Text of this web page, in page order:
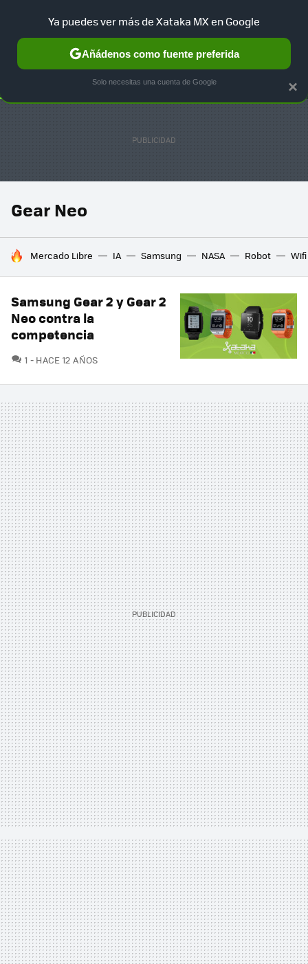
SELECCIÓN GAMING HOME AUTO TERRITORIO
Gear Neo
HOY SE HABLA DE
Mercado Libre IA Samsung NASA Robot Wifi
Samsung Gear 2 y Gear 2
Neo contra la
competencia
1 COMENTARIOS
HACE 12 AÑOS
×
Ya puedes ver más de Xataka MX en Google
Añádenos como fuente preferida
Solo necesitas una cuenta de Google